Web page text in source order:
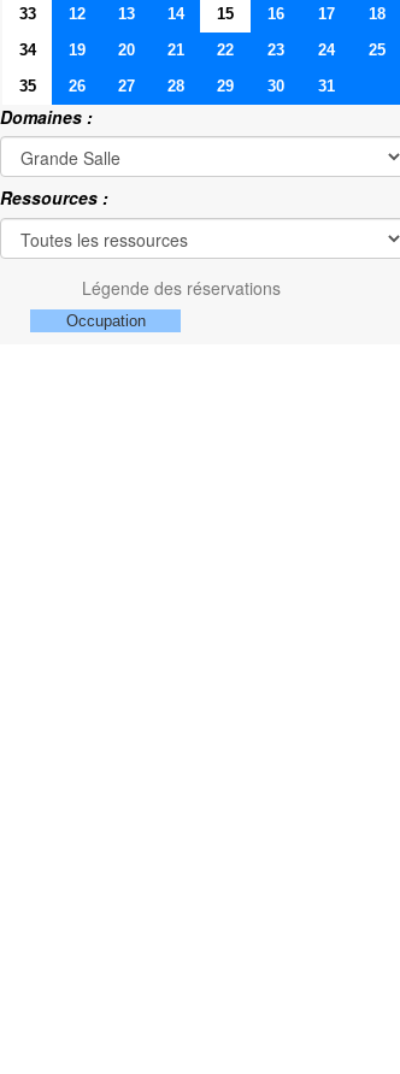
33
12 13 14 15 16 17
18
34
19 20 21 22 23 24
25
35
26 27 28 29 30 31
Domaines :
Ressources :
Légende des réservations
Occupation